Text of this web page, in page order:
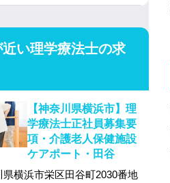
い理学療法士の求
【神奈川県横浜市】理
学療法士正社員募集要
項・介護老人保健施設
ケアポート・田谷
県横浜市栄区田谷町2030番地